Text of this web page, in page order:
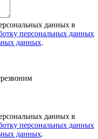
данных в
персональных данных
данных.
данных в
персональных данных
данных.